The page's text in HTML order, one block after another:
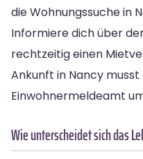
die Wohnungssuche in
Informiere dich über
rechtzeitig einen
Ankunft in Nancy
Einwohnermeldeamt
Wie unterscheidet sich das